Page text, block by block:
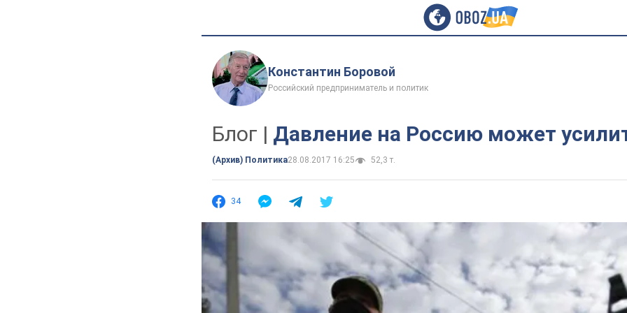
Константин Боровой
Российский предприниматель и политик
Блог | Давление на Россию может
(Архив) Политика28.08.2017 16:25 52,3 т.
34